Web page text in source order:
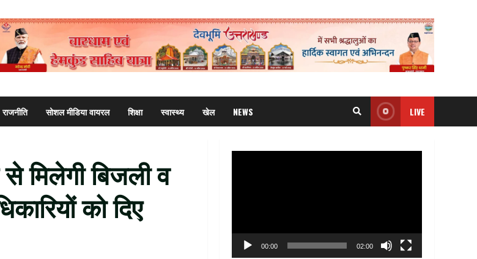
राजनीति सोशल मीडिया वायरल शिक्षा स्वास्थ्य खेल NEWS LIVE
मिलेगी बिजली व
को दिए
00:00 02:00